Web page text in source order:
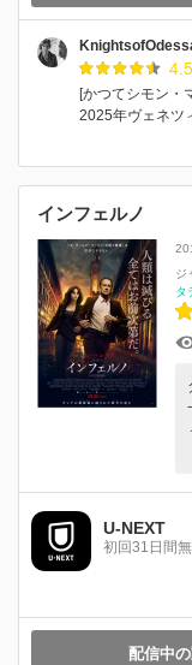
4.5
[かつてシモン・
2025年ヴェネツ
インフェルノ
ジ
タ
U-NEXT
初回31日間
配信中